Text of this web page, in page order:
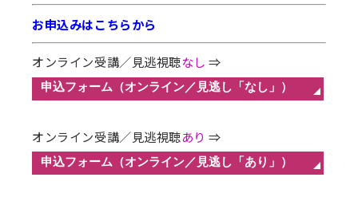
お申込みはこちらから
オンライン受講／見逃視聴なし ⇒
オンライン受講／見逃視聴あり ⇒